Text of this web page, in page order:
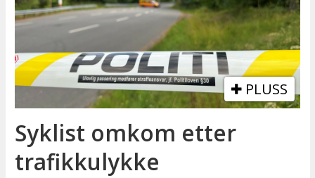
PLUSS
Syklist omkom etter
trafikkulykke